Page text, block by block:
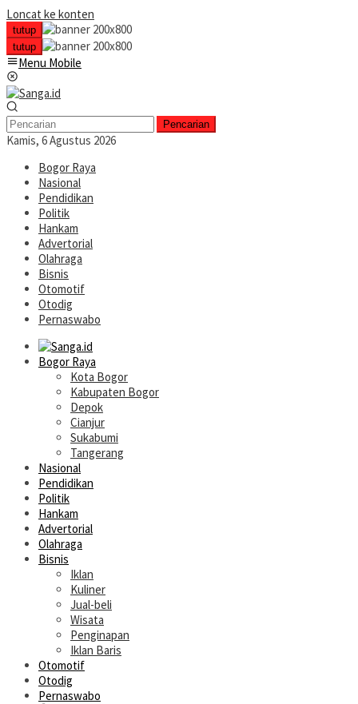
Loncat ke konten
tutup
tutup
Menu Mobile
Pencarian
Kamis, 6 Agustus 2026
Bogor Raya
Nasional
Pendidikan
Politik
Hankam
Advertorial
Olahraga
Bisnis
Otomotif
Otodig
Pernaswabo
Bogor Raya
Kota Bogor
Kabupaten Bogor
Depok
Cianjur
Sukabumi
Tangerang
Nasional
Pendidikan
Politik
Hankam
Advertorial
Olahraga
Bisnis
Iklan
Kuliner
Jual-beli
Wisata
Penginapan
Iklan Baris
Otomotif
Otodig
Pernaswabo